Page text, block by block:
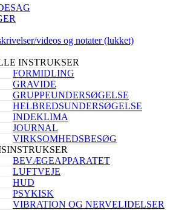
videos og notater (lukket)
INSTRUKSER
FORMIDLING
GRAVIDE
GRUPPEUNDERSØGELSE
HELBREDSUNDERSØGELSE
INDEKLIMA
JOURNAL
VIRKSOMHEDSBESØG
BEVÆGEAPPARATET
LUFTVEJE
HUD
PSYKISK
VIBRATION OG NERVELIDELSER